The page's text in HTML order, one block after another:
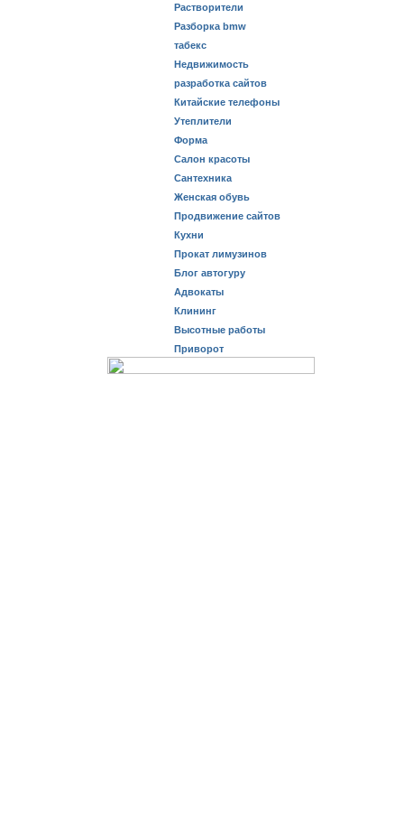
Растворители
Разборка bmw
табекс
Недвижимость
разработка сайтов
Китайские телефоны
Утеплители
Форма
Салон красоты
Сантехника
Женская обувь
Продвижение сайтов
Кухни
Прокат лимузинов
Блог автогуру
Адвокаты
Клининг
Высотные работы
Приворот